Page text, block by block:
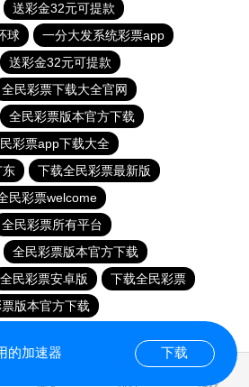
送彩金32元可提款
球
一分大发系统彩票app
送彩金32元可提款
全民彩票下载大全官网
全民彩票版本官方下载
彩票app下载大全
东
下载全民彩票最新版
民彩票welcome
全民彩票所有平台
全民彩票版本官方下载
全民彩票安卓版
下载全民彩票
版本官方下载
的加速器 下载